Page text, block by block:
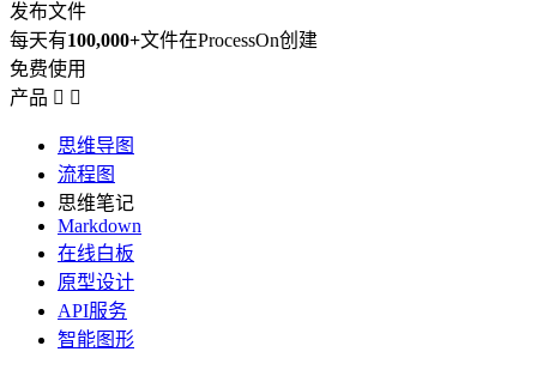
发布文件
每天有100,000+文件在ProcessOn创建
免费使用
产品  
思维导图
流程图
思维笔记
Markdown
在线白板
原型设计
API服务
智能图形